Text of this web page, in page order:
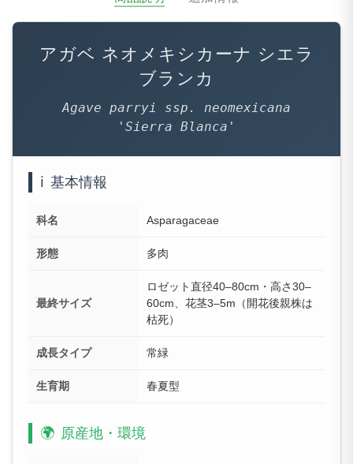
アガベ ネオメキシカーナ シエラ
ブランカ
Agave parryi ssp. neomexicana
'Sierra Blanca'
ℹ️ 基本情報
科名 Asparagaceae
形態 多肉
最終サイズ
ロゼット直径40–80cm・高さ30–
60cm、花茎3–5m（開花後親株は
枯死）
成長タイプ 常緑
生育期 春夏型
🌍 原産地・環境